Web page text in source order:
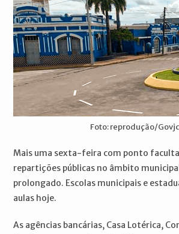
Foto: reprodução/Govjc
Mais uma sexta-feira com ponto
repartições públicas no âmbito
prolongado. Escolas municipais e
aulas hoje.
As agências bancárias, Casa Lotérica,